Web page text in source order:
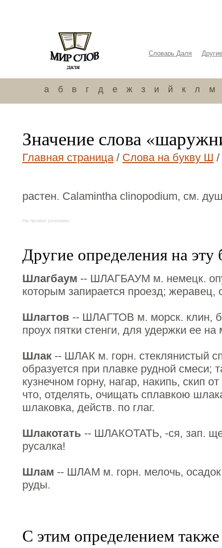
Словарь Даля
а б в г д е ж з и й к л м
Значение слова
Главная страница/ Слова на букву Ш /
растен. Calamintha clinopodium, см.
На правах рекламы:
Другие определения на эту
Шлагбаум -- ШЛАГБАУМ м. немецк.
которым запирается проезд; жеравец,
Шлагтов -- ШЛАГТОВ м. морск. клин,
проух пятки стенги, для удержки ее на
Шлак -- ШЛАК м. горн. стеклянистый
образуется при плавке рудной смеси;
кузнечном горну, нагар, накипь, скип
что, отделять, очищать сплавкою
шлаковка, действ. по глаг.
Шлакотать -- ШЛАКОТАТЬ, -ся, зап.
русалка!
Шлам -- ШЛАМ м. горн. мелочь,
руды.
С этим определением